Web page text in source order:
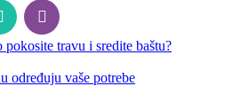
travu i sredite baštu?
određuju vaše potrebe